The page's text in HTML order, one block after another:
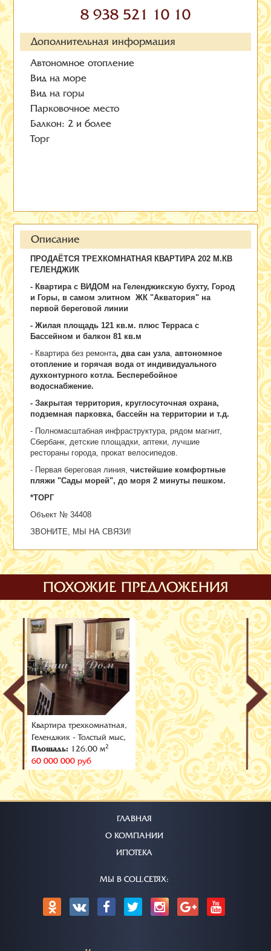
8 938 521 10 10
Дополнительная информация
Автономное отопление
Вид на море
Вид на горы
Парковочное место
Балкон: 2 и более
Торг
Описание
ПРОДАЁТСЯ ТРЕХКОМНАТНАЯ КВАРТИРА 202 М.КВ
ГЕЛЕНДЖИК
- Квартира с ВИДОМ на Геленджикскую бухту, Город
и Горы, в самом элитном ЖК "Акватория" на
первой береговой линии
- Жилая площадь 121 кв.м. плюс Терраса с
Бассейном и балкон 81 кв.м
- Квартира без ремонта, два сан узла, автономное
отопление и горячая вода от индивидуального
духконтурного котла. Бесперебойное
водоснабжение.
- Закрытая территория, круглосуточная охрана,
подземная парковка, бассейн на территории и т.д.
- Полномасштабная инфраструктура, рядом магнит,
Сбербанк, детские площадки, аптеки, лучшие
рестораны города, прокат велосипедов.
- Первая береговая линия,чистейшие комфортные
пляжи "Сады морей", до моря 2 минуты пешком.
*ТОРГ
Объект № 34408
ЗВОНИТЕ, МЫ НА СВЯЗИ!
ПОХОЖИЕ ПРЕДЛОЖЕНИЯ
Квартира трехкомнатная,
Геленджик - Толстый мыс,
ул. Красногвардейская
Площадь: 126.00 м2
60 000 000 руб
ГЛАВНАЯ
О КОМПАНИИ
ИПОТЕКА
МЫ В СОЦ.СЕТЯХ: